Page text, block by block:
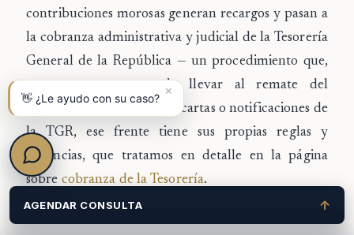
contribuciones morosas generan recargos y pasan a
la cobranza administrativa y judicial de la Tesorería
General de la República — un procedimiento que,
en su extremo, puede llevar alremate del
inmueble
. Si usted recibió cartas o notificaciones de
la TGR, ese frente tiene sus propias reglas y
urgencias, que tratamos en detalle en la página
sobre cobranza de la Tesorería.
Tres herramientas conviene tener a la vista.
×
👋 ¿Le ayudo con su caso?
AGENDAR CONSULTA ↑